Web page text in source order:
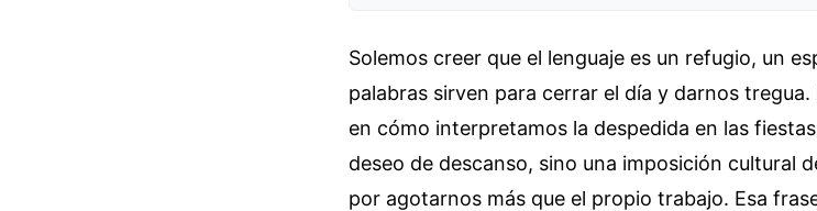
Solemos creer que el lenguaje es un refugio, un
palabras sirven para cerrar el día y darnos
en cómo interpretamos la despedida en las
deseo de descanso, sino una imposición cultural
por agotarnos más que el propio trabajo. Esa